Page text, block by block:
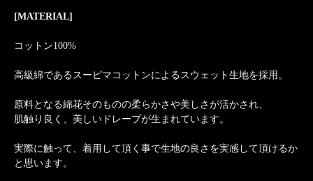
[MATERIAL]
コットン100%
高級綿であるスーピマコットンによるスウェット生地を採用。
原料となる綿花そのものの柔らかさや美しさが活かされ、
肌触り良く、美しいドレープが生まれています。
実際に触って、着用して頂く事で生地の良さを実感して頂けるか
と思います。